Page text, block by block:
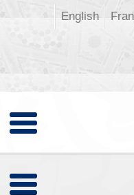
English